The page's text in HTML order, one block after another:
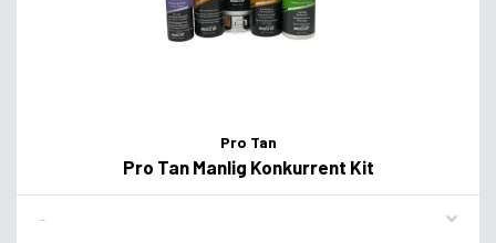
Pro Tan
Pro Tan Manlig Konkurrent Kit